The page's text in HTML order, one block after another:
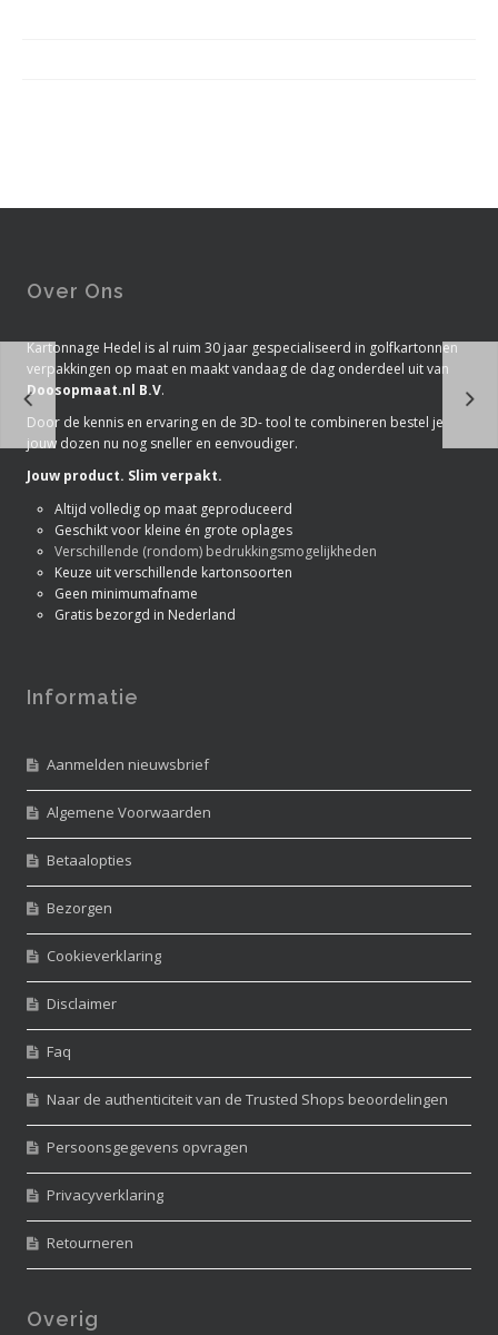
Over Ons
Kartonnage Hedel is al ruim 30 jaar gespecialiseerd in golfkartonnen
verpakkingen op maat en maakt vandaag de dag onderdeel uit van
Doosopmaat.nl B.V.
Door de kennis en ervaring en de 3D- tool te combineren bestel je
jouw dozen nu nog sneller en eenvoudiger.
Jouw product. Slim verpakt.
Altijd volledig op maat geproduceerd
Geschikt voor kleine én grote oplages
Verschillende (rondom) bedrukkingsmogelijkheden
Keuze uit verschillende kartonsoorten
Geen minimumafname
Gratis bezorgd in Nederland
Informatie
Aanmelden nieuwsbrief
Algemene Voorwaarden
Betaalopties
Bezorgen
Cookieverklaring
Disclaimer
Faq
Naar de authenticiteit van de Trusted Shops beoordelingen
Persoonsgegevens opvragen
Privacyverklaring
Retourneren
Overig